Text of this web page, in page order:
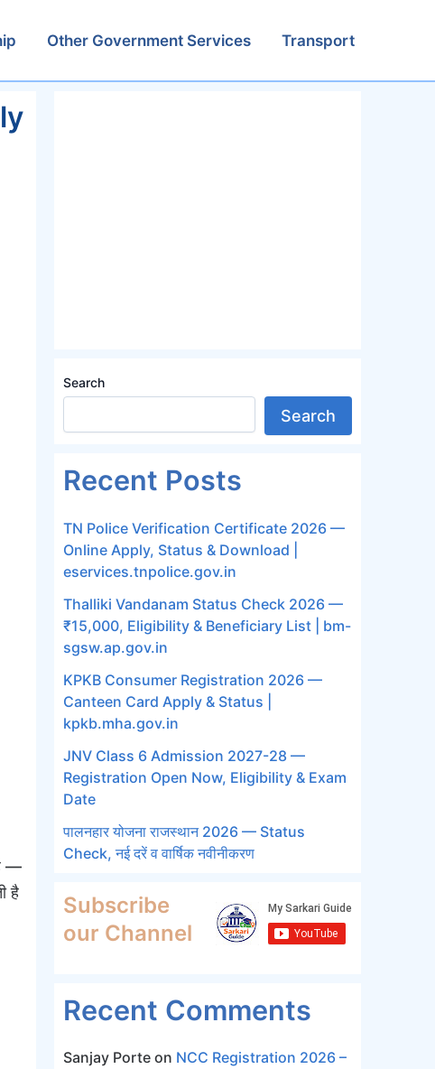
Other Government Services Transport
—
है
Search
Search
Recent Posts
TN Police Verification Certificate 2026 —
Online Apply, Status & Download |
eservices.tnpolice.gov.in
Thalliki Vandanam Status Check 2026 —
₹15,000, Eligibility & Beneficiary List | bm-
sgsw.ap.gov.in
KPKB Consumer Registration 2026 —
Canteen Card Apply & Status |
kpkb.mha.gov.in
JNV Class 6 Admission 2027-28 —
Registration Open Now, Eligibility & Exam
Date
पालनहार योजना राजस्थान 2026 — Status
Check, नई दरें व वार्षिक नवीनीकरण
Subscribe
our Channel
Recent Comments
Sanjay Porte on NCC Registration 2026 –